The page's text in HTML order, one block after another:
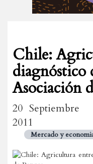
Chile:
diagnóstico
Asociación
20 Septiembre
2011
Mercado y